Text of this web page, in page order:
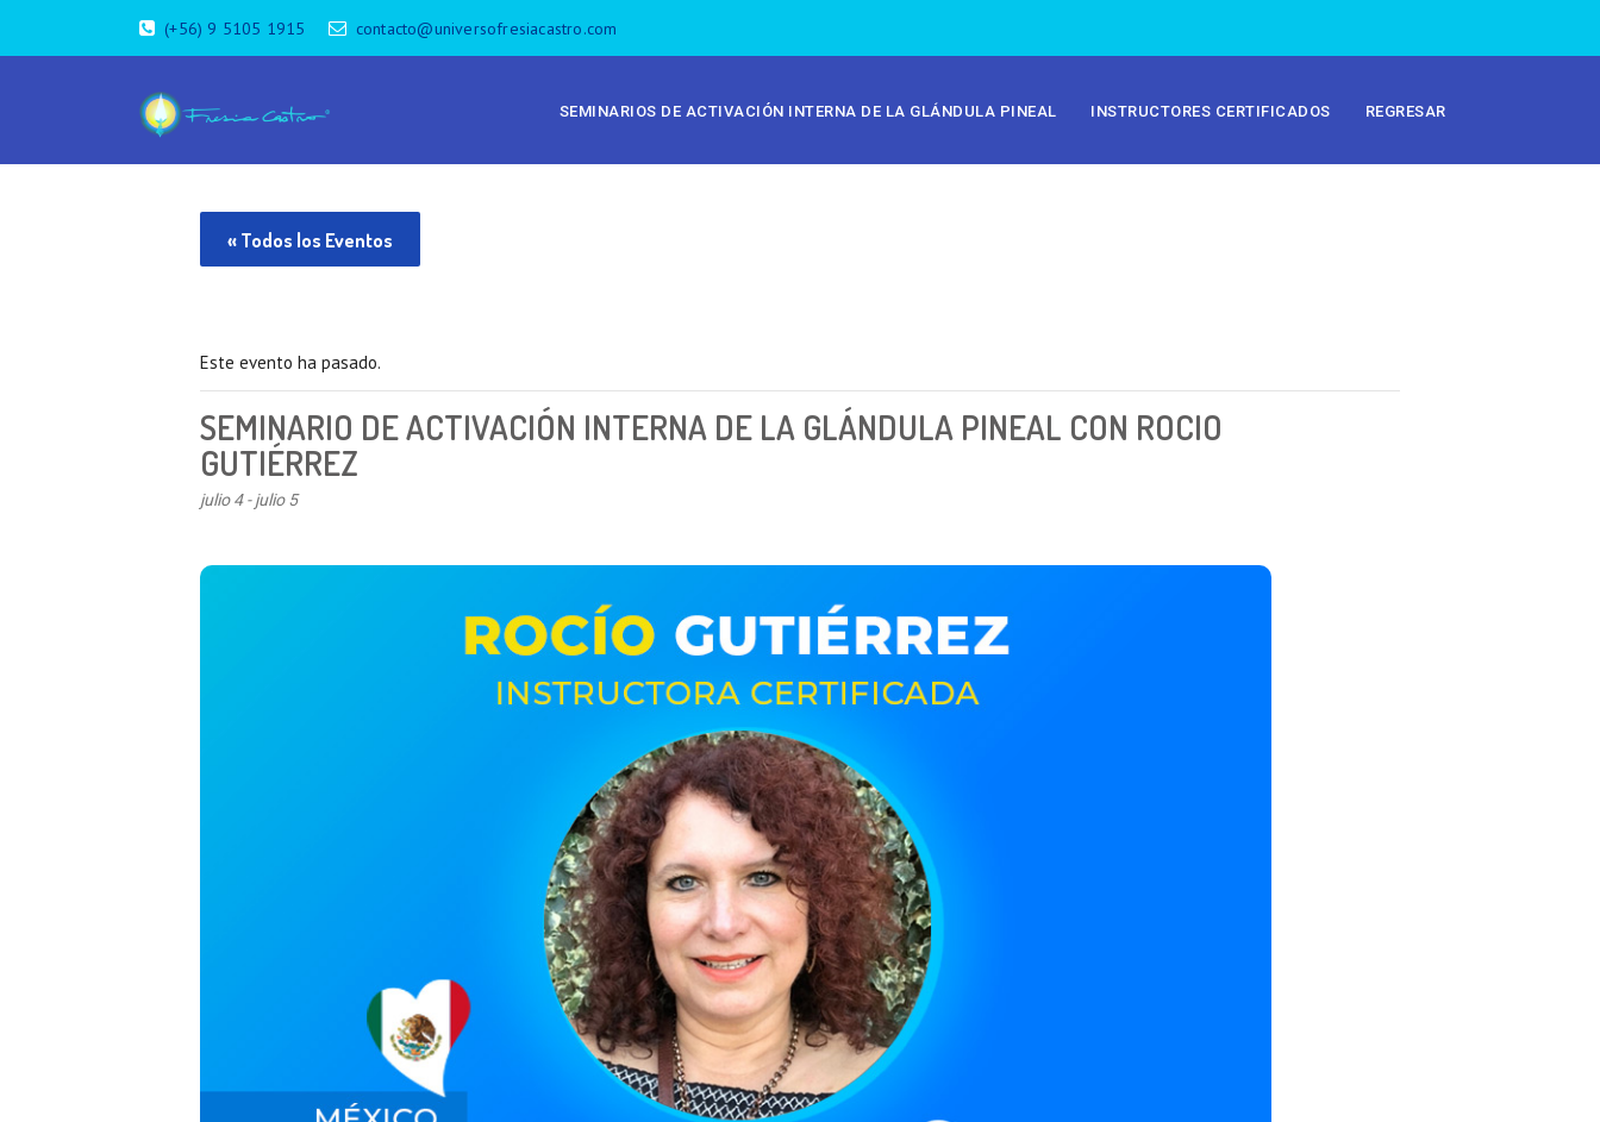
(+56) 9 5105 1915 contacto@universofresiacastro.com
SEMINARIOS DE ACTIVACIÓN INTERNA DE LA GLÁNDULA PINEAL INSTRUCTORES CERTIFICADOS REGRESAR
« Todos los Eventos
Este evento ha pasado.
SEMINARIO DE ACTIVACIÓN INTERNA DE LA GLÁNDULA PINEAL CON ROCIO
GUTIÉRREZ
julio 4-julio 5